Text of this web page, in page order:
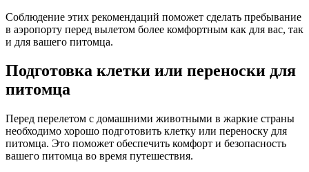
Соблюдение этих рекомендаций поможет сделать пребывание
в аэропорту перед вылетом более комфортным как для вас, так
и для вашего питомца.
Подготовка клетки или переноски для
питомца
Перед перелетом с домашними животными в жаркие страны
необходимо хорошо подготовить клетку или переноску для
питомца. Это поможет обеспечить комфорт и безопасность
вашего питомца во время путешествия.